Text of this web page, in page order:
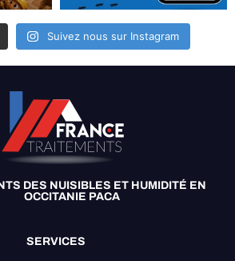
Suivez nous sur Instagram
DES NUISIBLES ET HUMIDITÉ EN
OCCITANIE PACA
SERVICES